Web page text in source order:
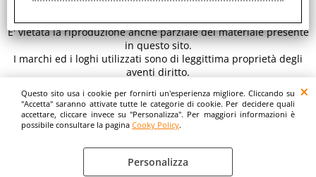
Questo sito usa i cookie per fornirti un'esperienza migliore. Cliccando su
"Accetta" saranno attivate tutte le categorie di cookie. Per decidere quali
accettare, cliccare invece su "Personalizza". Per maggiori informazioni è
possibile consultare la pagina Cooky Policy.
Personalizza
E' vietata la riproduzione anche parziale del materiale presente
in questo sito.
I marchi ed i loghi utilizzati sono di leggittima proprietà degli
aventi diritto.
scopo illustrativo fanno fede i dettagli sul sito del costruttore.
Cooky Policy Preferenze cookie